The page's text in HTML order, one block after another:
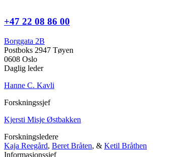
+47 22 08 86 00
Borggata 2B
Postboks 2947 Tøyen
0608 Oslo
Daglig leder
Hanne C. Kavli
Forskningssjef
Kjersti Misje Østbakken
Forskningsledere
Kaja Reegård, Beret Bråten, & Ketil Bråthen
Informasjonssjef